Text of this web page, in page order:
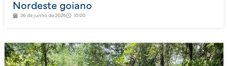
Nordeste goiano
26 de junho de 2026 10:00